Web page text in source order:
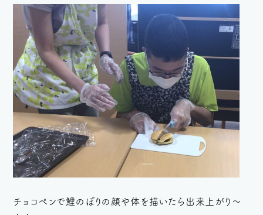
チョコペンで鯉のぼりの顔や体を描いたら出来上がり～